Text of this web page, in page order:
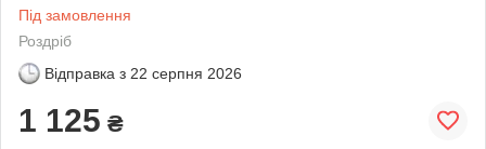
Під замовлення
Роздріб
Відправка з 22 серпня 2026
1 125 ₴